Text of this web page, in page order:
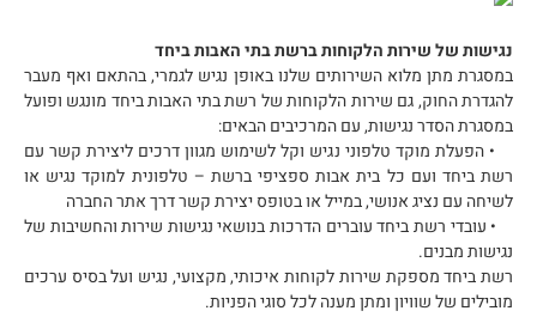
נגישות של שירות הלקוחות ברשת בתי האבות ביחד
במסגרת מתן מלוא השירותים שלנו באופן נגיש לגמרי, בהתאם ואף מעבר
להגדרת החוק, גם שירות הלקוחות של רשת בתי האבות ביחד מונגש ופועל
במסגרת הסדר נגישות, עם המרכיבים הבאים:
• הפעלת מוקד טלפוני נגיש וקל לשימוש מגוון דרכים ליצירת קשר עם
רשת ביחד ועם כל בית אבות ספציפי ברשת – טלפונית למוקד נגיש או
לשיחה עם נציג אנושי, במייל או בטופס יצירת קשר דרך אתר החברה
• עובדי רשת ביחד עוברים הדרכות בנושאי נגישות שירות והחשיבות של
נגישות מבנים.
רשת ביחד מספקת שירות לקוחות איכותי, מקצועי, נגיש ועל בסיס ערכים
מובילים של שוויון ומתן מענה לכל סוגי הפניות.